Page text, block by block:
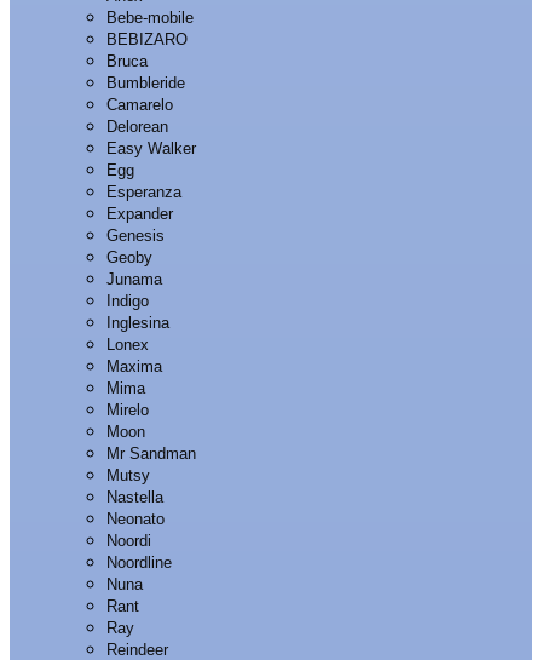
Bebe-mobile
BEBIZARO
Bruca
Bumbleride
Camarelo
Delorean
Easy Walker
Egg
Esperanza
Expander
Genesis
Geoby
Junama
Indigo
Inglesina
Lonex
Maxima
Mima
Mirelo
Moon
Mr Sandman
Mutsy
Nastella
Neonato
Noordi
Noordline
Nuna
Rant
Ray
Reindeer